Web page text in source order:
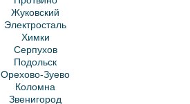
Жуковский
Электросталь
Химки
Серпухов
Подольск
Орехово-Зуево
Коломна
Звенигород